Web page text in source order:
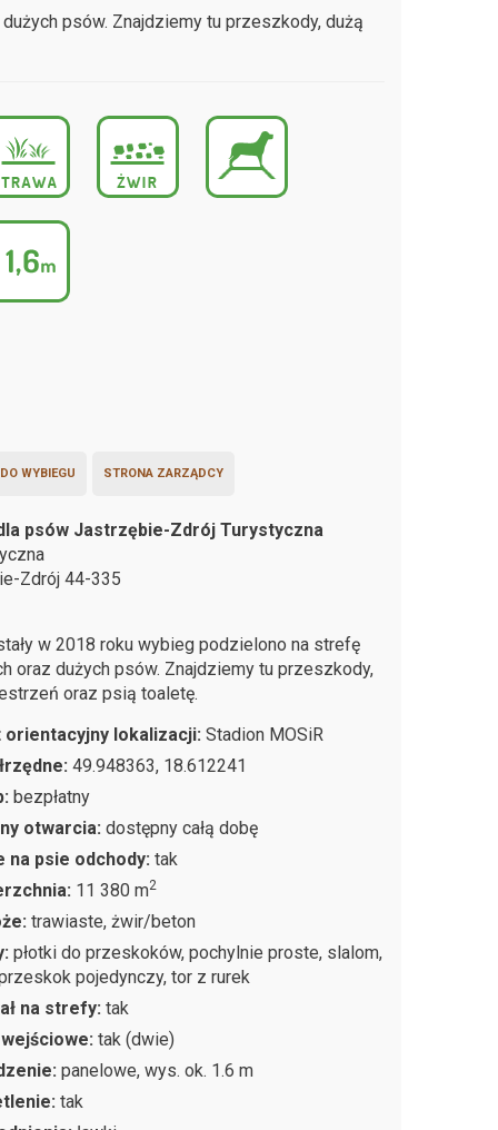
psów. Znajdziemy tu przeszkody, dużą
WYBIEGU STRONA ZARZĄDCY
psów Jastrzębie-Zdrój Turystyczna
Zdrój44-335
w 2018 roku wybieg podzielono na strefę
oraz dużych psów. Znajdziemy tu przeszkody,
oraz psią toaletę.
orientacyjny lokalizacji:Stadion MOSiR
49.948363, 18.612241
bezpłatny
otwarcia:dostępny całą dobę
na psie odchody:tak
11 380 m2
trawiaste, żwir/beton
płotki do przeskoków, pochylnie proste, slalom,
pojedynczy, tor z rurek
na strefy:tak
wejściowe:tak (dwie)
panelowe, wys. ok. 1.6 m
tak